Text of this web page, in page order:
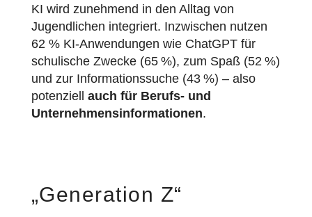
KI wird zunehmend in den Alltag von
Jugendlichen integriert. Inzwischen nutzen
62 % KI-Anwendungen wie ChatGPT für
schulische Zwecke (65 %), zum Spaß (52 %)
und zur Informationssuche (43 %) –also
potenziell auch für Berufs- und
Unternehmensinformationen.
„Generation Z“